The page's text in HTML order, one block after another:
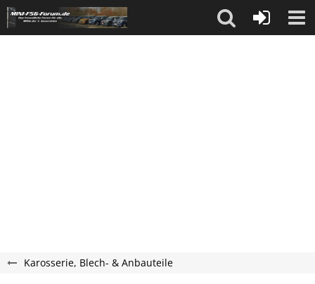
Karosserie, Blech- & Anbauteile